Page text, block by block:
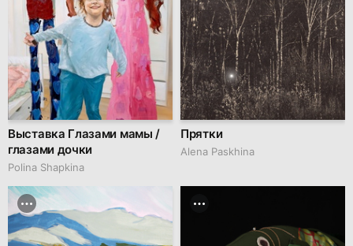
Выставка Глазами мамы /
глазами дочки
Polina Shapkina
Прятки
Alena Paskhina